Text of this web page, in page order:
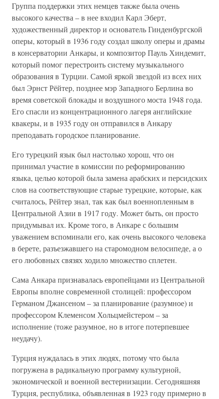
Группа поддержки этих немцев также была очень
высокого качества – в нее входил Карл Эберт,
художественный директор и основатель Гинденбургской
оперы, который в 1936 году создал школу оперы и драмы
в консерватории Анкары, и композитор Пауль Хиндемит,
который помог перестроить систему музыкального
образования в Турции. Самой яркой звездой из всех них
был Эрнст Рёйтер, позднее мэр Западного Берлина во
время советской блокады и воздушного моста 1948 года.
Его спасли из концентрационного лагеря английские
квакеры, и в 1935 году он отправился в Анкару
преподавать городское планирование.
Его турецкий язык был настолько хорош, что он
принимал участие в комиссии по реформированию
языка, целью которой была замена арабских и персидских
слов на соответствующие старые турецкие, которые, как
считалось, Рёйтер знал, так как был военнопленным в
Центральной Азии в 1917 году. Может быть, он просто
придумывал их. Кроме того, в Анкаре с большим
уважением вспоминали его, как очень высокого человека
в берете, разъезжавшего на старомодном велосипеде, а о
его любовных связях ходило множество сплетен.
Сама Анкара признавалась европейцами из Центральной
Европы вполне современной столицей: профессором
Германом Джансеном – за планирование (разумное) и
профессором Клеменсом Хольцмейстером – за
исполнение (тоже разумное, но в итоге потерпевшее
неудачу).
Турция нуждалась в этих людях, потому что была
погружена в радикальную программу культурной,
экономической и военной вестернизации. Сегодняшняя
Турция, республика, объявленная в 1923 году примерно в